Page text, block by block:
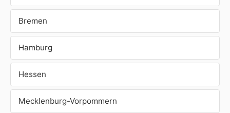
Bremen
Hamburg
Hessen
Mecklenburg-Vorpommern